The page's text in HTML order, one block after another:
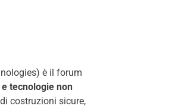
è il forum
tecnologie non
costruzioni sicure,